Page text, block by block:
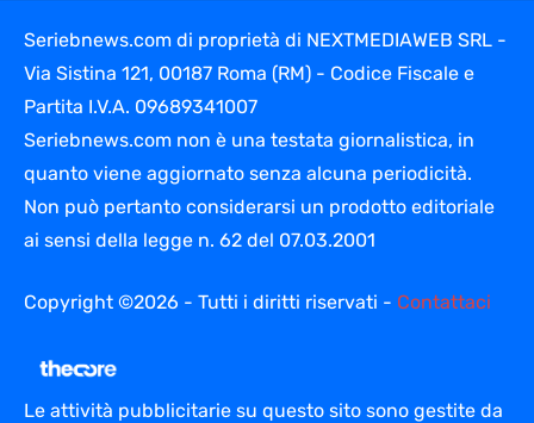
Seriebnews.com di proprietà di NEXTMEDIAWEB SRL -
Via Sistina 121, 00187 Roma (RM) - Codice Fiscale e
Partita I.V.A. 09689341007
Seriebnews.com non è una testata giornalistica, in
quanto viene aggiornato senza alcuna periodicità.
Non può pertanto considerarsi un prodotto editoriale
ai sensi della legge n. 62 del 07.03.2001
Copyright ©2026 - Tutti i diritti riservati - Contattaci
Le attività pubblicitarie su questo sito sono gestite da